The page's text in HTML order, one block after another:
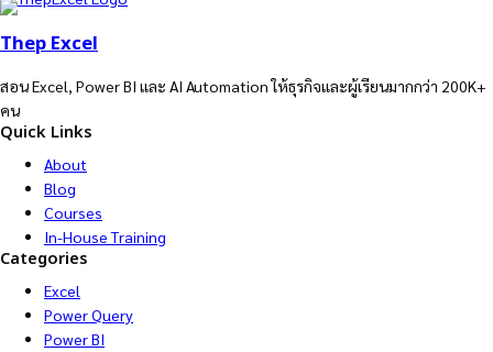
Thep Excel
สอน Excel, Power BI และ AI Automation ให้ธุรกิจและผู้เรียนมากกว่า 200K+
คน
Quick Links
About
Blog
Courses
In-House Training
Categories
Excel
Power Query
Power BI